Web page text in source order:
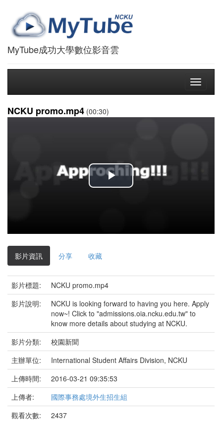
MyTube成功大學數位影音雲
Toggle
NCKU promo.mp4 (00:30)
播
影
影片資訊 分享 收藏
影片標題:
NCKU promo.mp4
影片說明:
NCKU is looking forward to having you here. Apply
now~! Click to "admissions.oia.ncku.edu.tw" to
know more details about studying at NCKU.
影片分類:
校園新聞
主辦單位:
International Student Affairs Division, NCKU
上傳時間:
2016-03-21 09:35:53
上傳者:
國際事務處境外生招生組
觀看次數:
2437